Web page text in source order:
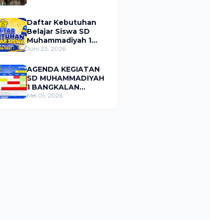
Daftar Kebutuhan
Belajar Siswa SD
Muhammadiyah 1
Bangkalan Tahun
Juni 23, 2026
AGENDA KEGIATAN
SD MUHAMMADIYAH
1 BANGKALAN
BULAN MEI 2026
Mei 01, 2026